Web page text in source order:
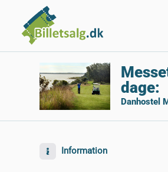
dage:
Danhostel
Information